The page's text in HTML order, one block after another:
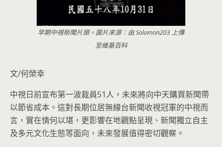
早期中視新聞片頭。圖片來源：由 Solomon203 上傳
至維基百科
文/何榮幸
中視日前宣布第一波裁員51人，未來將向中天購買新聞帶
以節省成本。這對長期位居無線台新聞收視冠軍的中視而
言，實在情何以堪，更影響在地觀點呈現、新聞獨立自主
及多元文化生態等面向，未來發展值得密切觀察。